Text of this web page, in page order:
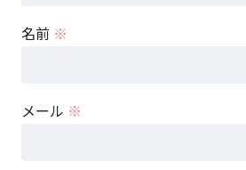
名前 ※
メール ※